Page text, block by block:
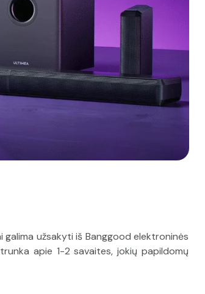
galima užsakyti iš Banggood elektroninės
apie 1-2 savaites, jokių papildomų